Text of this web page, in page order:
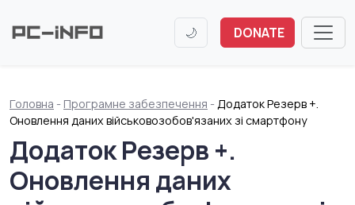
🌙 DONATE
Головна - Програмне забезпечення -Додаток Резерв +.
Оновлення даних військовозобов'язаних зі смартфону
Додаток Резерв +.
Оновлення даних